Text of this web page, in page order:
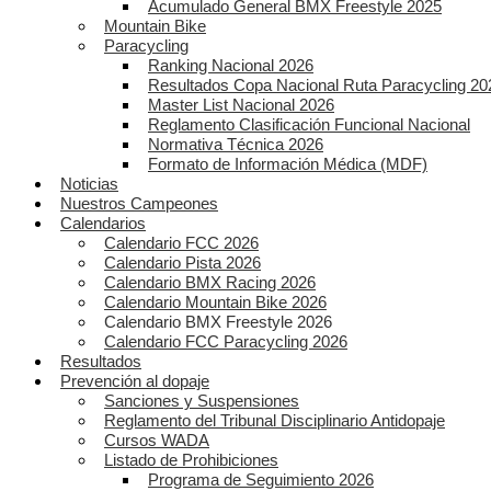
Acumulado General BMX Freestyle 2025
Mountain Bike
Paracycling
Ranking Nacional 2026
Resultados Copa Nacional Ruta Paracycling
Master List Nacional 2026
Reglamento Clasificación Funcional Nacional
Normativa Técnica 2026
Formato de Información Médica (MDF)
Noticias
Nuestros Campeones
Calendarios
Calendario FCC 2026
Calendario Pista 2026
Calendario BMX Racing 2026
Calendario Mountain Bike 2026
Calendario BMX Freestyle 2026
Calendario FCC Paracycling 2026
Resultados
Prevención al dopaje
Sanciones y Suspensiones
Reglamento del Tribunal Disciplinario Antidopaje
Cursos WADA
Listado de Prohibiciones
Programa de Seguimiento 2026